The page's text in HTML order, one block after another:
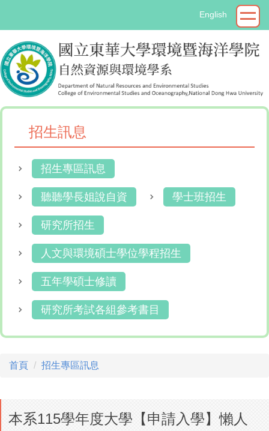
要
內
容
區
English
招生訊息
招生專區訊息
聽聽學長姐說自資 學士班招生
研究所招生
人文與環境碩士學位學程招生
五年學碩士修讀
研究所考試各組參考書目
首頁 招生專區訊息
本系115學年度大學【申請入學】懶人